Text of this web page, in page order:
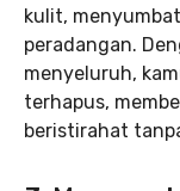
kulit,
peradangan.
menyeluruh,
terhapus,
beristirahat